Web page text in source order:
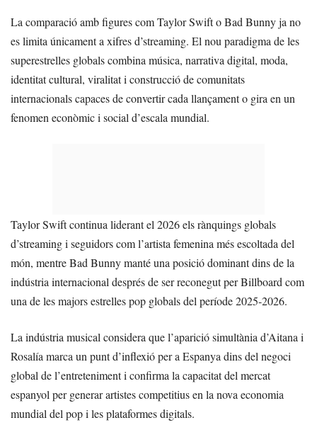
La comparació amb figures com Taylor Swift o Bad Bunny ja no
es limita únicament a xifres d’streaming. El nou paradigma de les
superestrelles globals combina música, narrativa digital, moda,
identitat cultural, viralitat i construcció de comunitats
internacionals capaces de convertir cada llançament o gira en un
fenomen econòmic i social d’escala mundial.
Taylor Swift continua liderant el 2026 els rànquings globals
d’streaming i seguidors com l’artista femenina més escoltada del
món, mentre Bad Bunny manté una posició dominant dins de la
indústria internacional després de ser reconegut per Billboard com
una de les majors estrelles pop globals del període 2025-2026.
La indústria musical considera que l’aparició simultània d’Aitana i
Rosalía marca un punt d’inflexió per a Espanya dins del negoci
global de l’entreteniment i confirma la capacitat del mercat
espanyol per generar artistes competitius en la nova economia
mundial del pop i les plataformes digitals.